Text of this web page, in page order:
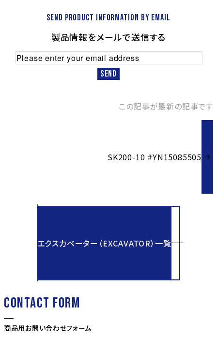
Send product information by email
製品情報をメールで送信する
この記事が最新の記事です
SK200-10 #YN15085505
エクスカベーター（EXCAVATOR）一覧
CONTACT FORM
商品用お問い合わせフォーム